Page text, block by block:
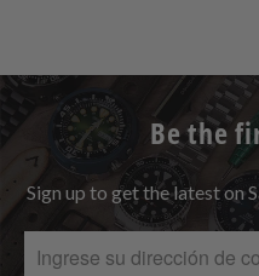
Be the
Sign up to get the latest on